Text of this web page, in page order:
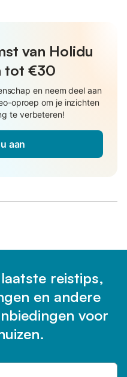
van Holidu
tot €30
en neem deel aan
oproep om je inzichten
te verbeteren!
aan
reistips,
en andere
voor